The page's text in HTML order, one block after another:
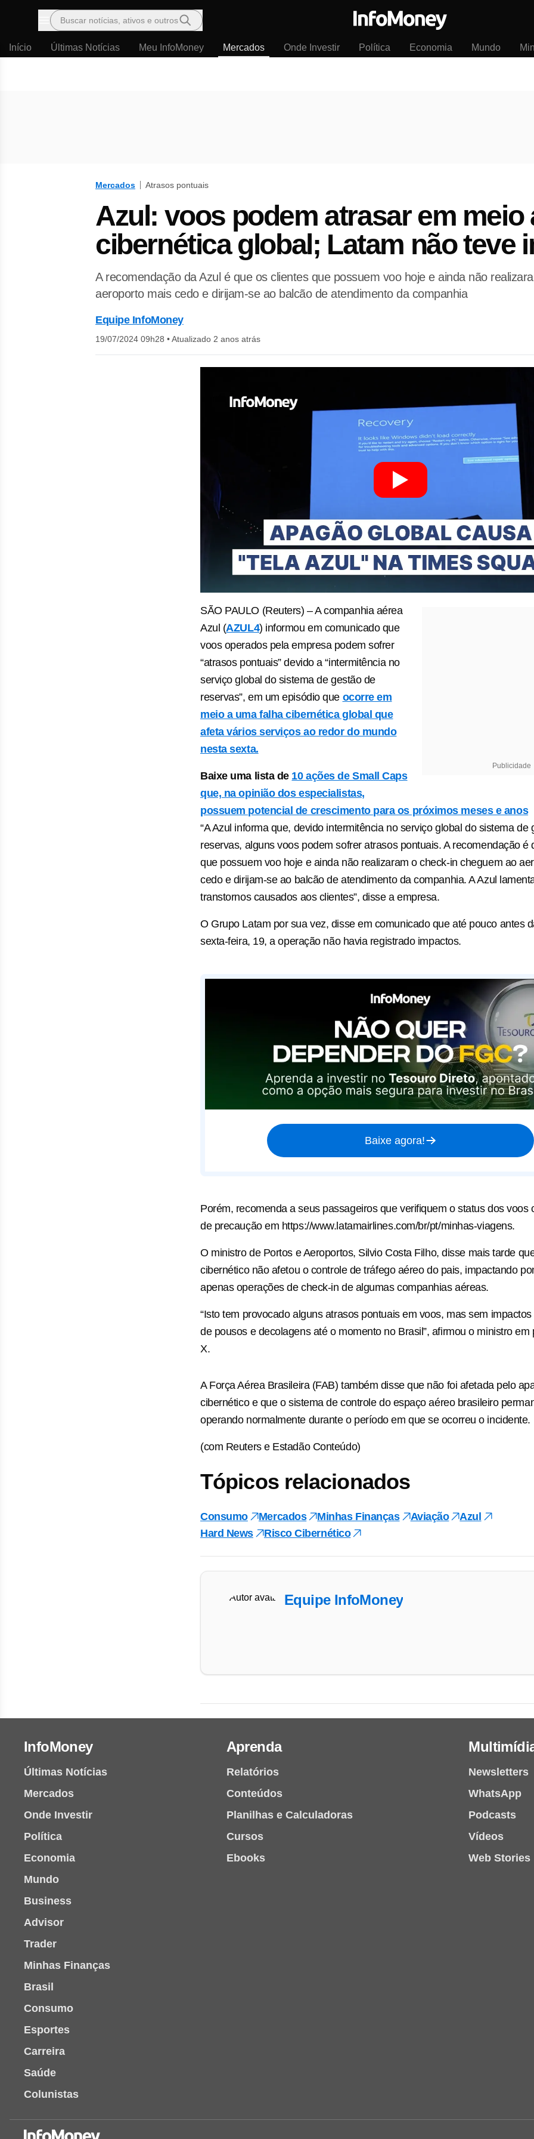
Menu
Buscar notícias, ativos e outros
Início Últimas Notícias Meu InfoMoney Mercados Onde Investir Política Economia Mundo
Mercados Atrasos pontuais
Azul: voos podem atrasar em meio
cibernética global; Latam não teve
A recomendação da Azul é que os clientes que possuem voo hoje e ainda não
aeroporto mais cedo e dirijam-se ao balcão de atendimento da companhia
Equipe InfoMoney
19/07/2024 09h28 •Atualizado 2 anos atrás
Publicidade
SÃO PAULO (Reuters) – A companhia aérea
Azul (AZUL4) informou em comunicado que
voos operados pela empresa podem sofrer
“atrasos pontuais” devido a “intermitência no
serviço global do sistema de gestão de
reservas”, em um episódio que ocorre em
meio a uma falha cibernética global que
afeta vários serviços ao redor do mundo
nesta sexta.
Baixe uma lista de 10 ações de Small Caps
que, na opinião dos especialistas,
possuem potencial de crescimento para os próximos meses e anos
“A Azul informa que, devido intermitência no serviço global do sistema de
reservas, alguns voos podem sofrer atrasos pontuais. A recomendação é
que possuem voo hoje e ainda não realizaram o check-in cheguem ao
cedo e dirijam-se ao balcão de atendimento da companhia. A Azul
transtornos causados aos clientes”, disse a empresa.
O Grupo Latam por sua vez, disse em comunicado que até pouco antes
sexta-feira, 19, a operação não havia registrado impactos.
Baixe agora!
Porém, recomenda a seus passageiros que verifiquem o status dos voos
de precaução em https://www.latamairlines.com/br/pt/minhas-viagens.
O ministro de Portos e Aeroportos, Silvio Costa Filho, disse mais tarde
cibernético não afetou o controle de tráfego aéreo do pais, impactando
apenas operações de check-in de algumas companhias aéreas.
“Isto tem provocado alguns atrasos pontuais em voos, mas sem
de pousos e decolagens até o momento no Brasil”, afirmou o ministro em
X.
A Força Aérea Brasileira (FAB) também disse que não foi afetada pelo
cibernético e que o sistema de controle do espaço aéreo brasileiro
operando normalmente durante o período em que se ocorreu o incidente.
(com Reuters e Estadão Conteúdo)
Tópicos relacionados
Consumo Mercados Minhas Finanças Aviação
Azul
Hard News
Risco Cibernético
Equipe InfoMoney
InfoMoney
Últimas Notícias
Mercados
Onde Investir
Política
Economia
Mundo
Business
Advisor
Trader
Minhas Finanças
Brasil
Consumo
Esportes
Carreira
Saúde
Colunistas
Aprenda
Relatórios
Conteúdos
Planilhas e Calculadoras
Cursos
Ebooks
Newsletters
WhatsApp
Podcasts
Vídeos
Web Stories